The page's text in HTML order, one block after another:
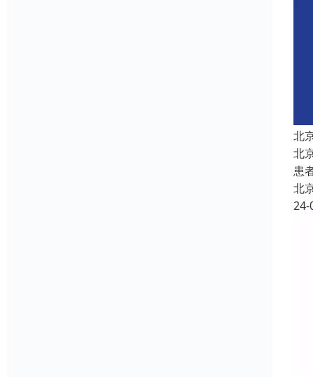
北
北
患
北
24-